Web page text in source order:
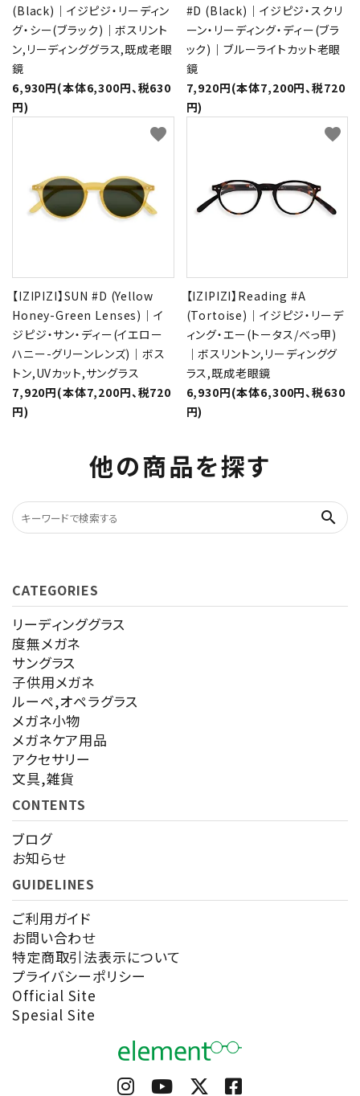
(Black)｜イジピジ・リーディン
グ・シー(ブラック)｜ボスリント
ン,リーディンググラス,既成老眼
鏡
6,930円(本体6,300円、税630
円)
#D (Black)｜イジピジ・スクリ
ーン・リーディング・ディー(ブラ
ック)｜ブルーライトカット老眼
鏡
7,920円(本体7,200円、税720
円)
【IZIPIZI】SUN #D (Yellow
Honey-Green Lenses)｜イ
ジピジ・サン・ディー(イエロー
ハニー-グリーンレンズ)｜ボス
トン,UVカット,サングラス
7,920円(本体7,200円、税720
円)
favorite
【IZIPIZI】Reading #A
(Tortoise)｜イジピジ・リーデ
ィング・エー(トータス/べっ甲)
｜ボスリントン,リーディンググ
ラス,既成老眼鏡
6,930円(本体6,300円、税630
円)
favorite
他の商品を探す
search
CATEGORIES
リーディンググラス
度無メガネ
サングラス
子供用メガネ
ルーペ,オペラグラス
メガネ小物
メガネケア用品
アクセサリー
文具,雑貨
CONTENTS
ブログ
お知らせ
GUIDELINES
ご利用ガイド
お問い合わせ
特定商取引法表示について
プライバシーポリシー
Official Site
Spesial Site